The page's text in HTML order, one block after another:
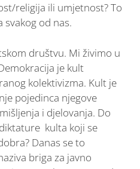
religija ili umjetnost? To
svakog od nas.
društvu. Mi živimo u
je kult
kolektivizma. Kult je
pojedinca njegove
i djelovanja. Do
kulta koji se
Danas se to
briga za javno